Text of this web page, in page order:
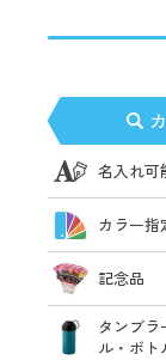
名入れ可
カラー指
記念品
タンブラ
ル・ボト